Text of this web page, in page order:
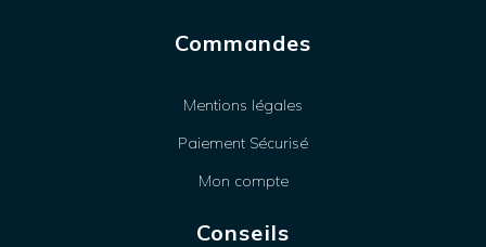
Commandes
Mentions légales
Paiement Sécurisé
Mon compte
Conseils